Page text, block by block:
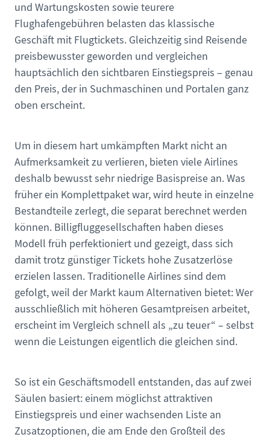
und Wartungskosten sowie teurere
Flughafengebühren belasten das klassische
Geschäft mit Flugtickets. Gleichzeitig sind Reisende
preisbewusster geworden und vergleichen
hauptsächlich den sichtbaren Einstiegspreis – genau
den Preis, der in Suchmaschinen und Portalen ganz
oben erscheint.
Um in diesem hart umkämpften Markt nicht an
Aufmerksamkeit zu verlieren, bieten viele Airlines
deshalb bewusst sehr niedrige Basispreise an. Was
früher ein Komplettpaket war, wird heute in einzelne
Bestandteile zerlegt, die separat berechnet werden
können. Billigfluggesellschaften haben dieses
Modell früh perfektioniert und gezeigt, dass sich
damit trotz günstiger Tickets hohe Zusatzerlöse
erzielen lassen. Traditionelle Airlines sind dem
gefolgt, weil der Markt kaum Alternativen bietet: Wer
ausschließlich mit höheren Gesamtpreisen arbeitet,
erscheint im Vergleich schnell als „zu teuer“ – selbst
wenn die Leistungen eigentlich die gleichen sind.
So ist ein Geschäftsmodell entstanden, das auf zwei
Säulen basiert: einem möglichst attraktiven
Einstiegspreis und einer wachsenden Liste an
Zusatzoptionen, die am Ende den Großteil des